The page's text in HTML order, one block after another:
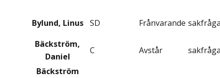
Bylund, Linus SD Frånvarande
Bäckström,
Daniel
C Avstår
Bäckström